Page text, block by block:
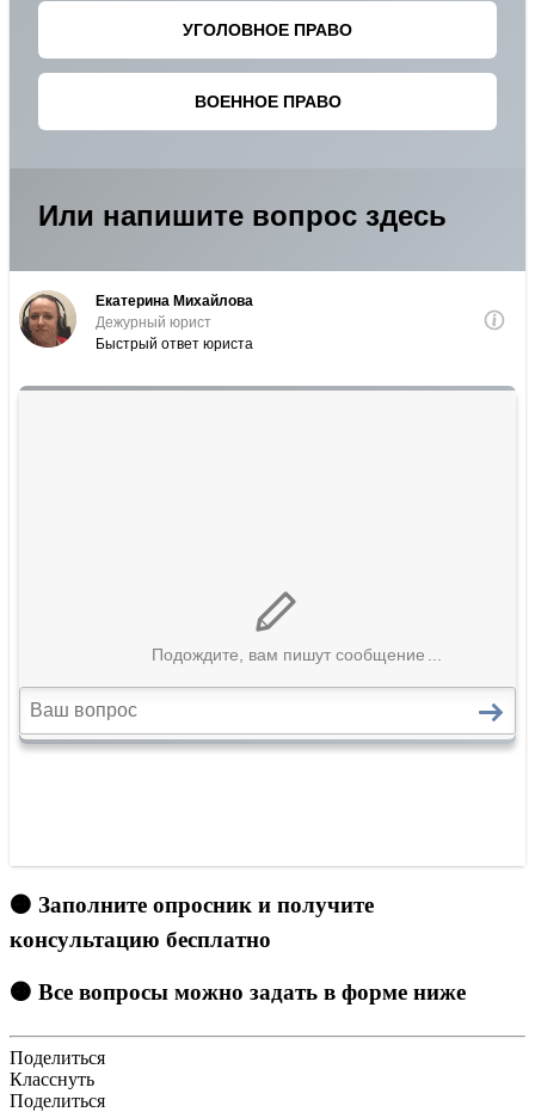
🟠 Заполните опросник и получите
консультацию бесплатно
🟠 Все вопросы можно задать в форме ниже
Поделиться
Класснуть
Поделиться